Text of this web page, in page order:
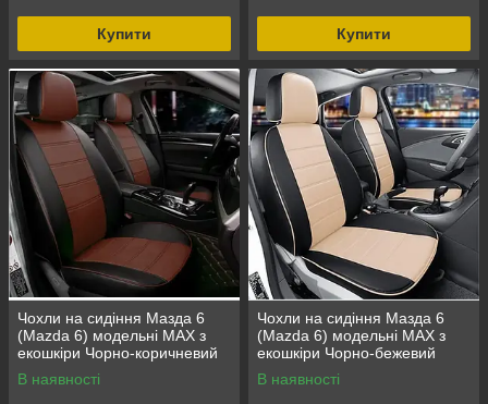
Купити Купити
Чохли на сидіння Мазда 6
(Mazda 6) модельні MAX з
екошкіри Чорно-коричневий
В наявності
Чохли на сидіння Мазда 6
(Mazda 6) модельні MAX з
екошкіри Чорно-бежевий
В наявності